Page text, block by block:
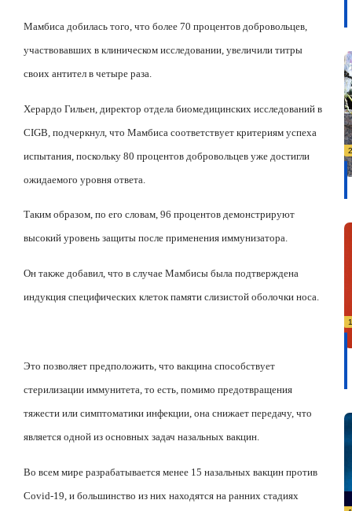
Мамбиса добилась того, что более 70 процентов добровольцев,
участвовавших в клиническом исследовании, увеличили титры
своих антител в четыре раза.
Херардо Гильен, директор отдела биомедицинских исследований в
CIGB , подчеркнул, что Мамбиса соответствует критериям успеха
испытания, поскольку 80 процентов добровольцев уже достигли
ожидаемого уровня ответа.
Таким образом, по его словам, 96 процентов демонстрируют
высокий уровень защиты после применения иммунизатора.
Он также добавил, что в случае Мамбисы была подтверждена
индукция специфических клеток памяти слизистой оболочки носа.
Это позволяет предположить, что вакцина способствует
стерилизации иммунитета, то есть, помимо предотвращения
тяжести или симптоматики инфекции, она снижает передачу, что
является одной из основных задач назальных вакцин.
Во всем мире разрабатывается менее 15 назальных вакцин против
Covid-19, и большинство из них находятся на ранних стадиях